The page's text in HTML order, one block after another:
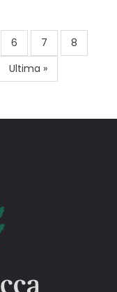
Page
6 Page
7 Page
8
Ultima
pagina
Ultima »